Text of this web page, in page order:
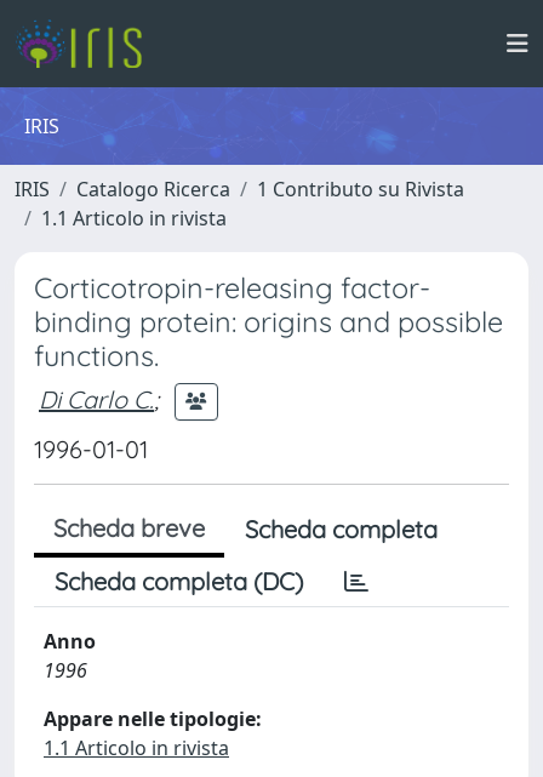
IRIS
IRIS Catalogo Ricerca
1 Contributo su Rivista
1.1 Articolo in rivista
Corticotropin-releasing factor-
binding protein: origins and possible
functions.
Di Carlo C.;
1996-01-01
Scheda breve
Scheda completa
Scheda completa (DC)
Anno
1996
Appare nelle tipologie:
1.1 Articolo in rivista